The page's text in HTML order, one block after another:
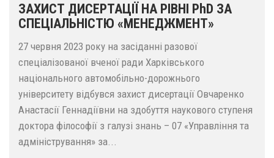
ЗАХИСТ ДИСЕРТАЦІЇ НА РІВНІ PhD ЗА
СПЕЦІАЛЬНІСТЮ «МЕНЕДЖМЕНТ»
27 червня 2023 року на засіданні разової
спеціалізованої вченої ради Харківського
національного автомобільно-дорожнього
університету відбувся захист дисертації Овчаренко
Анастасії Геннадіївни на здобуття наукового ступеня
доктора філософії з галузі знань – 07 «Управління та
адміністрування» за...